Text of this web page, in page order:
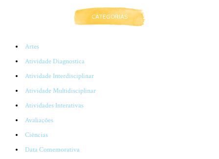
CATEGORIAS
Artes
Atividade Diagnostica
Atividade Interdisciplinar
Atividade Multidisciplinar
Atividades Interativas
Avaliações
Ciências
Data Comemorativa